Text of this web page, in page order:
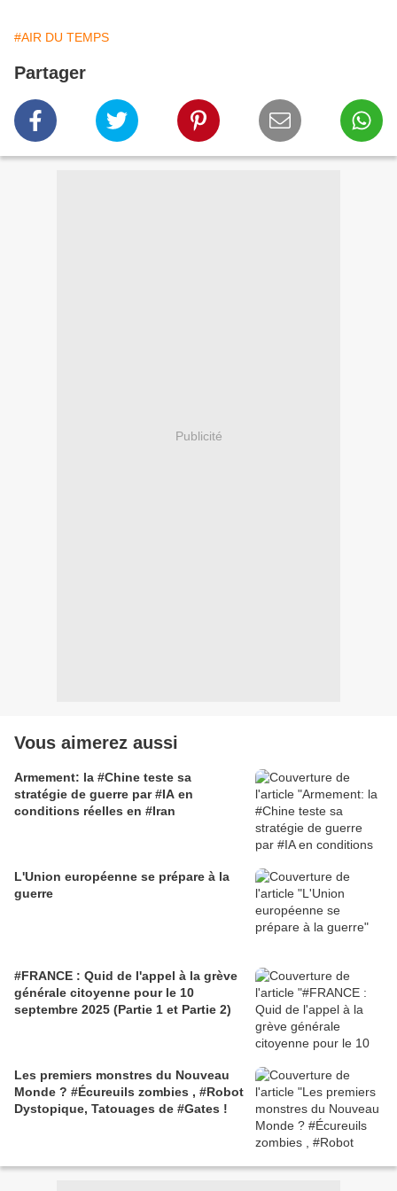
#AIR DU TEMPS
Partager
Publicité
Vous aimerez aussi
Armement: la #Chine teste sa
stratégie de guerre par #IA en
conditions réelles en #Iran
L'Union européenne se prépare à la
guerre
#FRANCE : Quid de l'appel à la grève
générale citoyenne pour le 10
septembre 2025 (Partie 1 et Partie 2)
Les premiers monstres du Nouveau
Monde ? #Écureuils zombies , #Robot
Dystopique, Tatouages de #Gates !